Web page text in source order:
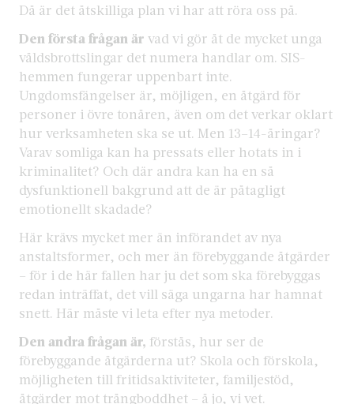
Då är det åtskilliga plan vi har att röra oss på.
Den första frågan är vad vi gör åt de mycket unga
våldsbrottslingar det numera handlar om. SIS-
hemmen fungerar uppenbart inte.
Ungdomsfängelser är, möjligen, en åtgärd för
personer i övre tonåren, även om det verkar oklart
hur verksamheten ska se ut. Men 13–14-åringar?
Varav somliga kan ha pressats eller hotats in i
kriminalitet? Och där andra kan ha en så
dysfunktionell bakgrund att de är påtagligt
emotionellt skadade?
Här krävs mycket mer än införandet av nya
anstaltsformer, och mer än förebyggande åtgärder
– för i de här fallen har ju det som ska förebyggas
redan inträffat, det vill säga ungarna har hamnat
snett. Här måste vi leta efter nya metoder.
Den andra frågan är, förstås, hur ser de
förebyggande åtgärderna ut? Skola och förskola,
möjligheten till fritidsaktiviteter, familjestöd,
åtgärder mot trångboddhet – å jo, vi vet.